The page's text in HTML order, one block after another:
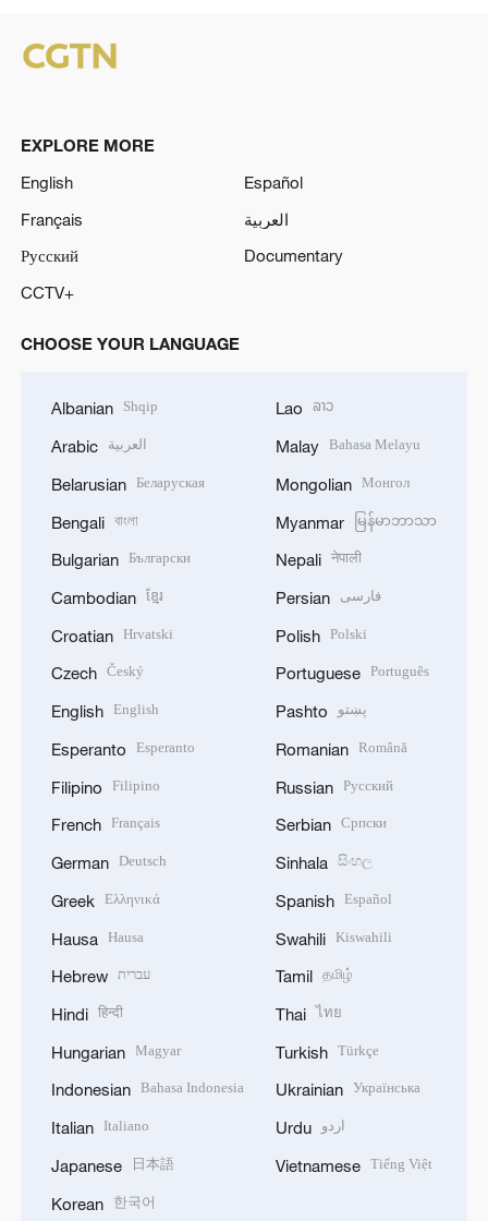
EXPLORE MORE
English
Español
Français
العربية
Русский
Documentary
CCTV+
CHOOSE YOUR LANGUAGE
Albanian Shqip
Arabic العربية
Belarusian Беларуская
Bengali বাংলা
Bulgarian Български
Cambodian ខ្មែរ
Croatian Hrvatski
Czech Český
English English
Esperanto Esperanto
Filipino Filipino
French Français
German Deutsch
Greek Ελληνικά
Hausa Hausa
Hebrew עברית
Hindi हिन्दी
Hungarian Magyar
Indonesian Bahasa Indonesia
Italian Italiano
Japanese 日本語
Korean 한국어
Lao ລາວ
Malay Bahasa Melayu
Mongolian Монгол
Myanmar မြန်မာဘာသာ
Nepali नेपाली
Persian فارسی
Polish Polski
Portuguese Português
Pashto پښتو
Romanian Română
Russian Русский
Serbian Српски
Sinhala සිංහල
Spanish Español
Swahili Kiswahili
Tamil தமிழ்
Thai ไทย
Turkish Türkçe
Ukrainian Українська
Urdu اردو
Vietnamese Tiếng Việt